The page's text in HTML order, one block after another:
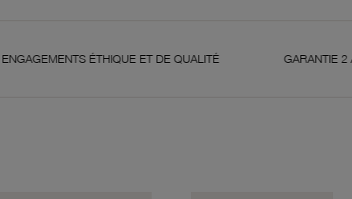
ÉTHIQUE ET DE QUALITÉ GARANTIE 2 ANS